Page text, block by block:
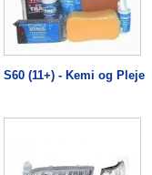
S60 (11+) - Kemi og Pleje